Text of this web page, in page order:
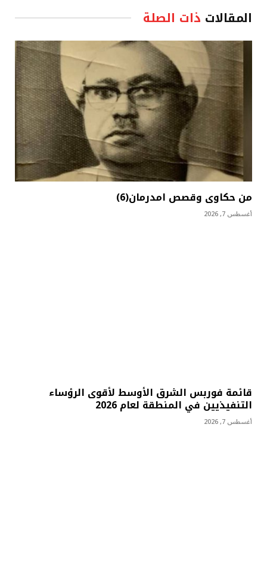
المقالات ذات الصلة
من حكاوى وقصص امدرمان(6)
أغسطس 7, 2026
قائمة فوربس الشرق الأوسط لأقوى الرؤساء
التنفيذيين في المنطقة لعام 2026
أغسطس 7, 2026